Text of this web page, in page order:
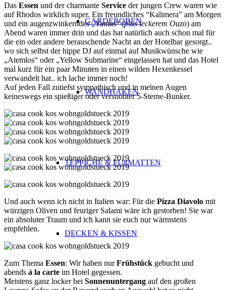
GARDEROBEN
WANDHAKEN
TEPPICHE & FUßMATTEN
DECKEN & KISSEN
Das Essen und der charmante Service der jungen Crew waren wie
auf Rhodos wirklich super. Ein freundliches “Kalimera” am Morgen
und ein augenzwinkerndes „Yamas“ (plus leckerem Ouzo) am
Abend waren immer drin und das hat natürlich auch schon mal für
die ein oder andere berauschende Nacht an der Hotelbar gesorgt..
wo sich selbst der hippe DJ auf einmal auf Musikwünsche wie
„Atemlos“ oder „Yellow Submarine“ eingelassen hat und das Hotel
mal kurz für ein paar Minuten in einen wilden Hexenkessel
verwandelt hat.. ich lache immer noch!
Auf jeden Fall zutiefst sympathisch und in meinen Augen
keineswegs ein spießiger oder versnobter 5-Sterne-Bunker.
Und auch wenn ich nicht in Italien war: Für die Pizza Diavolo mit
würzigen Oliven und feuriger Salami wäre ich gestorben! Sie war
ein absoluter Traum und ich kann sie euch nur wärmstens
empfehlen.
Zum Thema Essen: Wir haben nurFrühstück gebucht und
abends á la carte im Hotel gegessen.
Meistens ganz locker bei Sonnenuntergang auf den großen